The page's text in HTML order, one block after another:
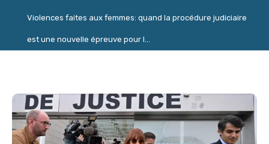
Violences faites aux femmes: quand la procédure judiciaire
est une nouvelle épreuve pour l...